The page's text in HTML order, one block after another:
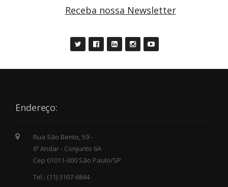
Receba nossa Newsletter
Endereço:
Rua São Bento, 59 -
6º Andar - Conjunto 6A
Cep 01011-000 São Paulo/SP
Tel.: (11) 3107-6844